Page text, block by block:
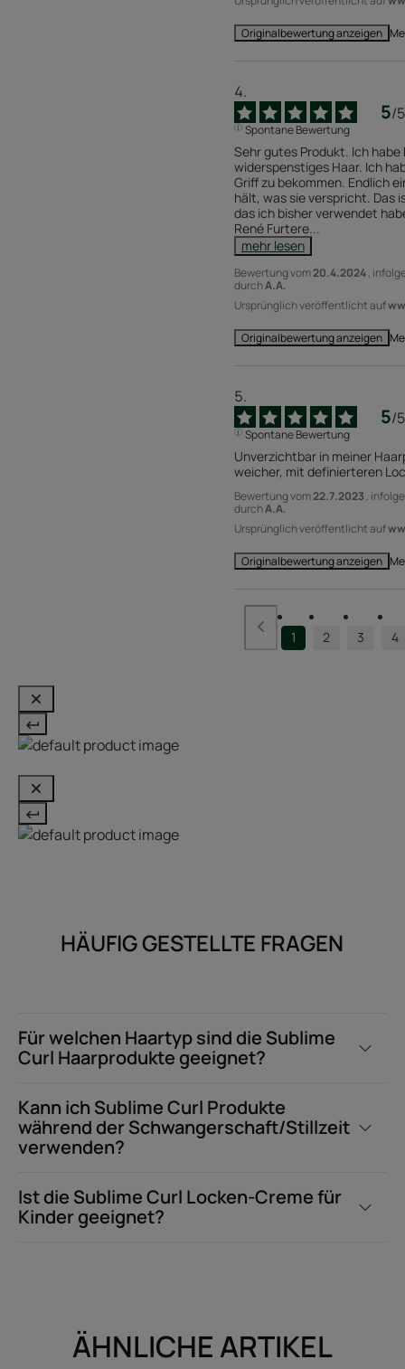
Originalbewertung anzeigen
5/5
Spontane Bewertung
Sehr gutes Produkt. Ich habe
widerspenstiges Haar. Ich
Griff zu bekommen. Endlich
hält, was sie verspricht. Das
das ich bisher verwendet
René Furtere...
mehr lesen
Bewertung vom20.4.2024,
durchA.A.
Ursprünglich veröffentlicht auf
Originalbewertung anzeigen
5/5
Spontane Bewertung
Unverzichtbar in meiner
weicher, mit definierteren
Bewertung vom22.7.2023 ,
durchA.A.
Ursprünglich veröffentlicht auf
Originalbewertung anzeigen
1 2 3 4
HÄUFIG GESTELLTE FRAGEN
Für welchen Haartyp sind die Sublime
Curl Haarprodukte geeignet?
Kann ich Sublime Curl Produkte
während der Schwangerschaft/Stillzeit
verwenden?
Ist die Sublime Curl Locken-Creme für
Kinder geeignet?
ÄHNLICHE ARTIKEL